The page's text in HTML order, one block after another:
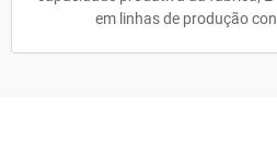
em linhas de produção